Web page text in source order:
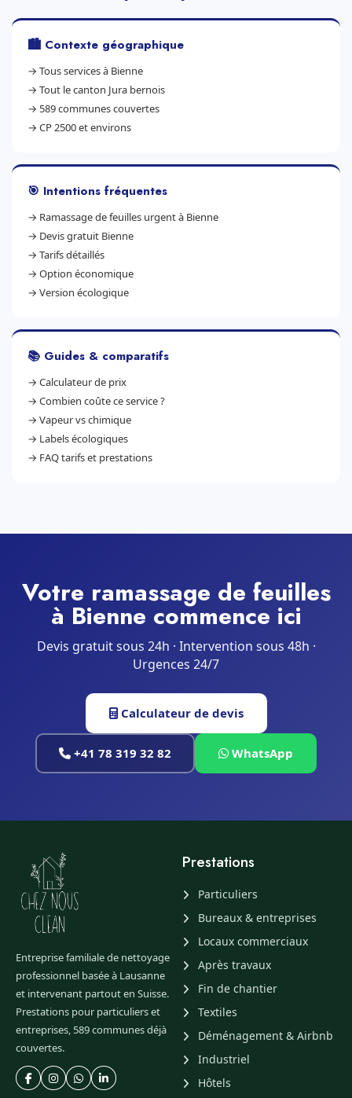
🏙️ Contexte géographique
→ Tous services à Bienne
→ Tout le canton Jura bernois
→ 589 communes couvertes
→ CP 2500 et environs
🎯 Intentions fréquentes
→ Ramassage de feuilles urgent à Bienne
→ Devis gratuit Bienne
→ Tarifs détaillés
→ Option économique
→ Version écologique
📚 Guides & comparatifs
→ Calculateur de prix
→ Combien coûte ce service ?
→ Vapeur vs chimique
→ Labels écologiques
→ FAQ tarifs et prestations
Votre ramassage de feuilles
à Bienne commence ici
Devis gratuit sous 24h · Intervention sous 48h ·
Urgences 24/7
Calculateur de devis
+41 78 319 32 82 WhatsApp
Entreprise familiale de nettoyage
professionnel basée à Lausanne
et intervenant partout en Suisse.
Prestations pour particuliers et
entreprises, 589 communes déjà
couvertes.
Prestations
Particuliers
Bureaux & entreprises
Locaux commerciaux
Après travaux
Fin de chantier
Textiles
Déménagement & Airbnb
Industriel
Hôtels